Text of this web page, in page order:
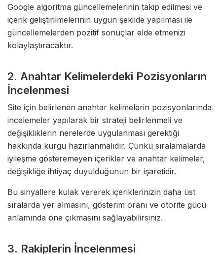
Google algoritma güncellemelerinin takip edilmesi ve
içerik geliştirilmelerinin uygun şekilde yapılması ile
güncellemelerden pozitif sonuçlar elde etmenizi
kolaylaştıracaktır.
2. Anahtar Kelimelerdeki Pozisyonların
İncelenmesi
Site için belirlenen anahtar kelimelerin pozisyonlarında
incelemeler yapılarak bir strateji belirlenmeli ve
değişikliklerin nerelerde uygulanması gerektiği
hakkında kurgu hazırlanmalıdır. Çünkü sıralamalarda
iyileşme gösteremeyen içerikler ve anahtar kelimeler,
değişikliğe ihtiyaç duyulduğunun bir işaretidir.
Bu sinyallere kulak vererek içeriklerinizin daha üst
sıralarda yer almasını, gösterim oranı ve otorite gücü
anlamında öne çıkmasını sağlayabilirsiniz.
3. Rakiplerin İncelenmesi